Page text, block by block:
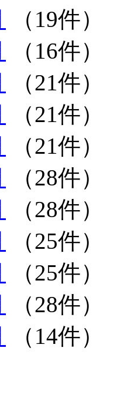
（19件）
（16件）
（21件）
（21件）
（21件）
（28件）
（28件）
（25件）
（25件）
（28件）
（14件）